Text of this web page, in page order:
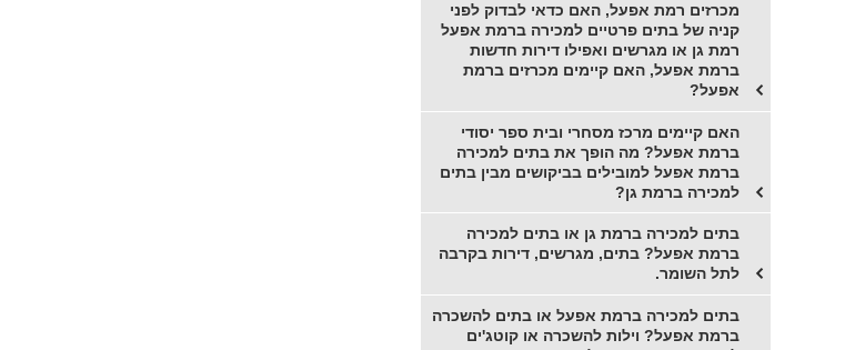
מכרזים רמת אפעל, האם כדאי לבדוק לפני
קניה של בתים פרטיים למכירה ברמת אפעל
רמת גן או מגרשים ואפילו דירות חדשות
ברמת אפעל, האם קיימים מכרזים ברמת
אפעל?
האם קיימים מרכז מסחרי ובית ספר יסודי
ברמת אפעל? מה הופך את בתים למכירה
ברמת אפעל למובילים בביקושים מבין בתים
למכירה ברמת גן?
בתים למכירה ברמת גן או בתים למכירה
ברמת אפעל? בתים, מגרשים, דירות בקרבה
לתל השומר.
בתים למכירה ברמת אפעל או בתים להשכרה
ברמת אפעל? וילות להשכרה או קוטג'ים